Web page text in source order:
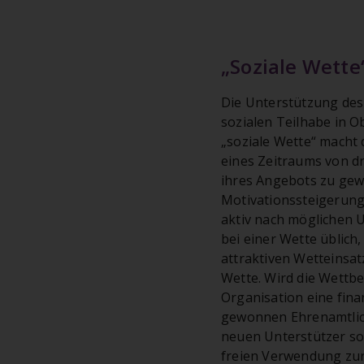
„Soziale
Die Unterstützung
sozialen Teilhabe in
„soziale Wette“
eines Zeitraums von
ihres Angebots zu
aktiv nach möglichen
bei einer Wette
attraktiven
Wette. Wird die
Organisation eine
gewonnen
neuen Unterstützer
freien Verwendung